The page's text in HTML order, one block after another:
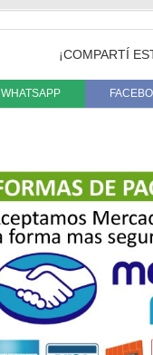
¡COMPARTÍ
WHATSAPP